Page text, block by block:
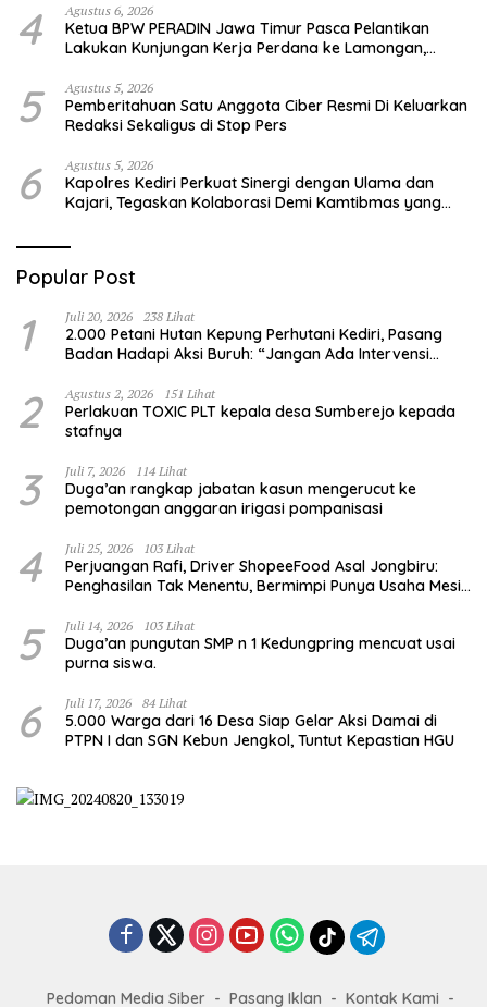
4 Agustus 6, 2026
Ketua BPW PERADIN Jawa Timur Pasca Pelantikan
Lakukan Kunjungan Kerja Perdana ke Lamongan,
5 Agustus 5, 2026
Pemberitahuan Satu Anggota Ciber Resmi Di Keluarkan
Redaksi Sekaligus di Stop Pers
6 Agustus 5, 2026
Kapolres Kediri Perkuat Sinergi dengan Ulama dan
Kajari, Tegaskan Kolaborasi Demi Kamtibmas yang
Popular Post
1 Juli 20, 2026 238 Lihat
2.000 Petani Hutan Kepung Perhutani Kediri, Pasang
Badan Hadapi Aksi Buruh: “Jangan Ada Intervensi
2 Agustus 2, 2026 151 Lihat
Perlakuan TOXIC PLT kepala desa Sumberejo kepada
stafnya
3 Juli 7, 2026 114 Lihat
Duga’an rangkap jabatan kasun mengerucut ke
pemotongan anggaran irigasi pompanisasi
4 Juli 25, 2026 103 Lihat
Perjuangan Rafi, Driver ShopeeFood Asal Jongbiru:
Penghasilan Tak Menentu, Bermimpi Punya Usaha Mesin
5 Juli 14, 2026 103 Lihat
Duga’an pungutan SMP n 1 Kedungpring mencuat usai
purna siswa.
6 Juli 17, 2026 84 Lihat
5.000 Warga dari 16 Desa Siap Gelar Aksi Damai di
PTPN I dan SGN Kebun Jengkol, Tuntut Kepastian HGU
Pedoman Media Siber Pasang Iklan Kontak Kami